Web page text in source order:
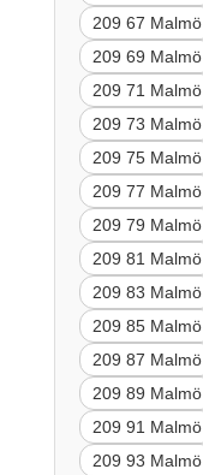
209 67 Malmö
209 69 Malmö
209 71 Malmö
209 73 Malmö
209 75 Malmö
209 77 Malmö
209 79 Malmö
209 81 Malmö
209 83 Malmö
209 85 Malmö
209 87 Malmö
209 89 Malmö
209 91 Malmö
209 93 Malmö